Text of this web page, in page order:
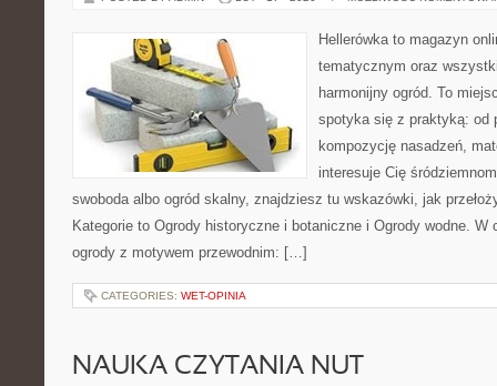
Hellerówka to magazyn
tematycznym oraz
harmonijny ogród. To
spotyka się z praktyką: od
kompozycję nasadzeń,
interesuje Cię
swoboda albo ogród skalny, znajdziesz tu wskazówki, jak
Kategorie to Ogrody historyczne i botaniczne i Ogrody wodne. W
ogrody z motywem przewodnim: […]
CATEGORIES: WET-OPINIA
NAUKA CZYTANIA NUT